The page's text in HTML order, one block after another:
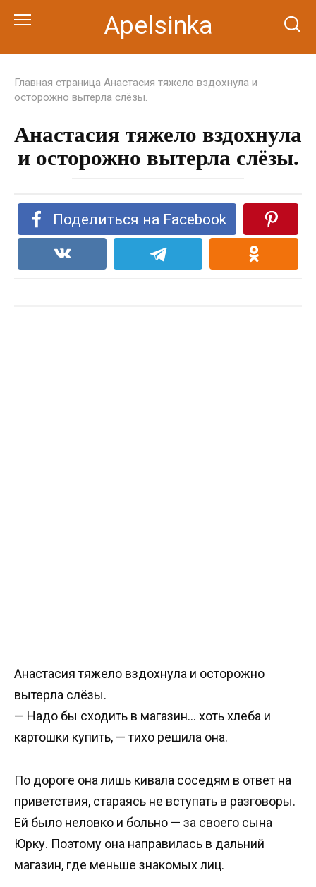
Apelsinka
Главная страница Анастасия тяжело вздохнула и
осторожно вытерла слёзы.
Анастасия тяжело вздохнула
и осторожно вытерла слёзы.
Поделиться на Facebook
Анастасия тяжело вздохнула и осторожно
вытерла слёзы.
— Надо бы сходить в магазин… хоть хлеба и
картошки купить, — тихо решила она.
По дороге она лишь кивала соседям в ответ на
приветствия, стараясь не вступать в разговоры.
Ей было неловко и больно — за своего сына
Юрку. Поэтому она направилась в дальний
магазин, где меньше знакомых лиц.